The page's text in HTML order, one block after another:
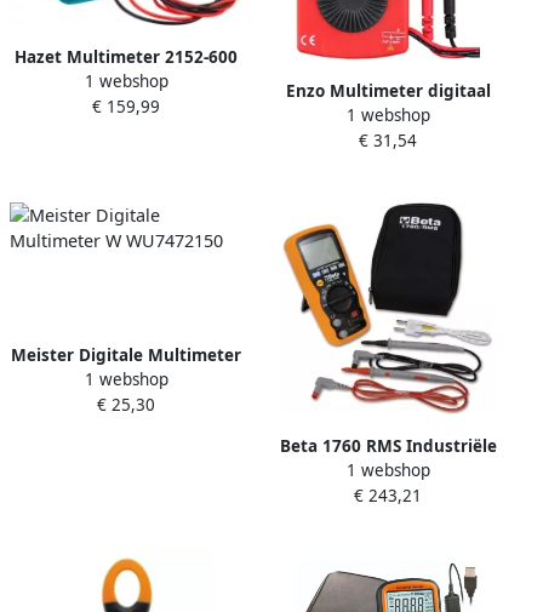
Hazet Multimeter 2152-600
1 webshop
€ 159,99
Enzo Multimeter digitaal
protectierubber BIG
6420310
1 webshop
€ 31,54
Meister Digitale Multimeter
W WU7472150
1 webshop
€ 25,30
Beta 1760 RMS Industriële
digitale multimeter
017600020
1 webshop
€ 243,21